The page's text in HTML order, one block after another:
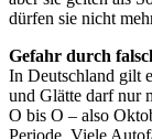
dürfen sie nicht
Gefahr durch
In Deutschland gilt
und Glätte darf nur
O bis O – also